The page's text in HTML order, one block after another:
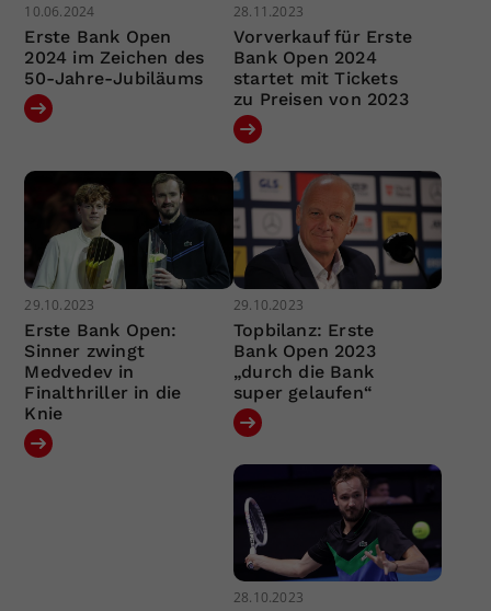
10.06.2024
Erste Bank Open
2024 im Zeichen des
50-Jahre-Jubiläums
28.11.2023
Vorverkauf für Erste
Bank Open 2024
startet mit Tickets
zu Preisen von 2023
29.10.2023
Erste Bank Open:
Sinner zwingt
Medvedev in
Finalthriller in die
Knie
29.10.2023
Topbilanz: Erste
Bank Open 2023
„durch die Bank
super gelaufen“
28.10.2023